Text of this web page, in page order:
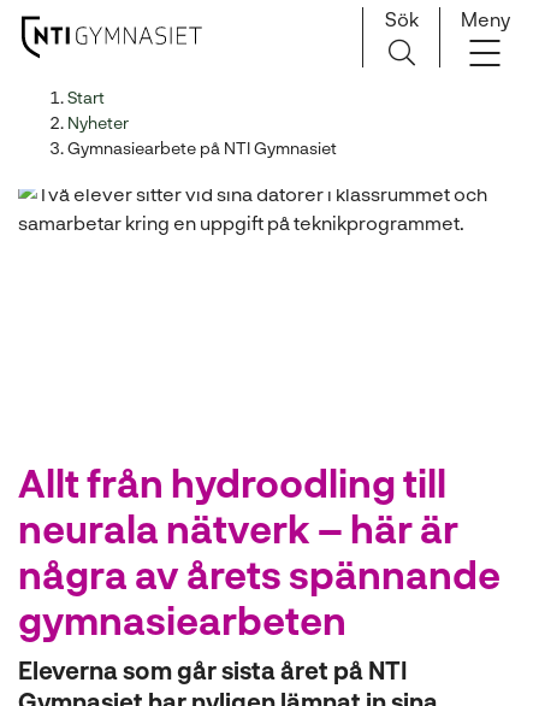
Huvudnavigation
Sök Meny
Start
Nyheter
Gymnasiearbete på NTI Gymnasiet
Allt från hydroodling till
neurala nätverk – här är
några av årets spännande
gymnasiearbeten
Eleverna som går sista året på NTI